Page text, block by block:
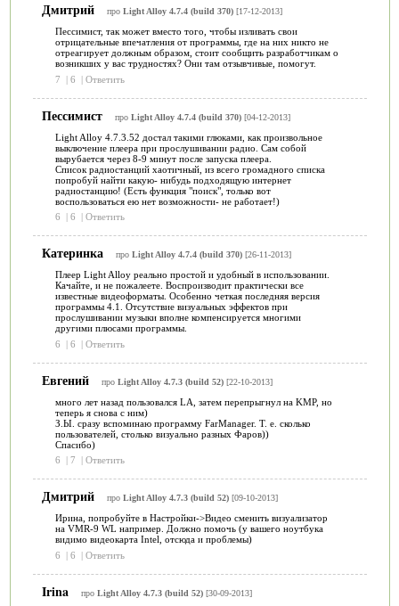
Дмитрий про Light Alloy 4.7.4 (build 370)[17-12-2013]
Пессимист, так может вместо того, чтобы изливать свои
отрицательные впечатления от программы, где на них никто не
отреагирует должным образом, стоит сообщить разработчикам о
возникших у вас трудностях? Они там отзывчивые, помогут.
7
| 6 | Ответить
Пессимист про Light Alloy 4.7.4 (build 370)[04-12-2013]
Light Alloy 4.7.3.52 достал такими глюками, как произвольное
выключение плеера при прослушивании радио. Сам собой
вырубается через 8-9 минут после запуска плеера.
Список радиостанций хаотичный, из всего громадного списка
попробуй найти какую- нибудь подходящую интернет
радиостанцию! (Есть функция "поиск", только вот
воспользоваться ею нет возможности- не работает!)
6
| 6 | Ответить
Катеринка про Light Alloy 4.7.4 (build 370)[26-11-2013]
Плеер Light Alloy реально простой и удобный в использовании.
Качайте, и не пожалеете. Воспроизводит практически все
известные видеоформаты. Особенно четкая последняя версия
программы 4.1. Отсутствие визуальных эффектов при
прослушивании музыки вполне компенсируется многими
другими плюсами программы.
6
| 6 | Ответить
Евгений про Light Alloy 4.7.3 (build 52)[22-10-2013]
много лет назад пользовался LA, затем перепрыгнул на KMP, но
теперь я снова с ним)
З.Ы. сразу вспоминаю программу FarManager. Т. е. сколько
пользователей, столько визуально разных Фаров))
Спасибо)
6
| 7 | Ответить
Дмитрий про Light Alloy 4.7.3 (build 52)[09-10-2013]
Ирина, попробуйте в Настройки->Видео сменить визуализатор
на VMR-9 WL например. Должно помочь (у вашего ноутбука
видимо видеокарта Intel, отсюда и проблемы)
6
| 6 | Ответить
Irina про Light Alloy 4.7.3 (build 52)[30-09-2013]